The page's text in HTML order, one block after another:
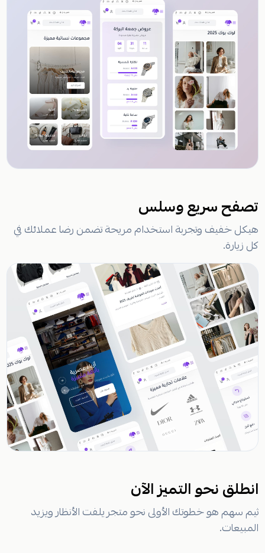
تصفح سريع وسلس
هيكل خفيف وتجربة استخدام مريحة تضمن رضا عملائك في
كل زيارة.
انطلق نحو التميز الآن
ثيم سهم هو خطوتك الأولى نحو متجر يلفت الأنظار ويزيد
المبيعات.